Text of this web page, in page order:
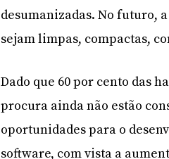
desumanizadas. No futuro,
sejam limpas, compactas,
Dado que 60 por cento das
procura ainda não estão
oportunidades para o
software, com vista a